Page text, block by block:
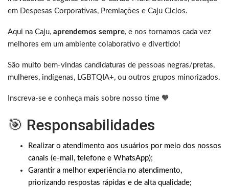
em Despesas Corporativas, Premiações e Caju Ciclos.
Aqui na Caju, aprendemos sempre, e nos tornamos cada vez
melhores em um ambiente colaborativo e divertido!
São muito bem-vindas candidaturas de pessoas negras/pretas,
mulheres, indígenas, LGBTQIA+, ou outros grupos minorizados.
Inscreva-se e conheça mais sobre nosso time 🧡
🎯 Responsabilidades
Realizar o atendimento aos usuários por meio dos nossos
canais (e-mail, telefone e WhatsApp);
Garantir a melhor experiência no atendimento,
priorizando respostas rápidas e de alta qualidade;